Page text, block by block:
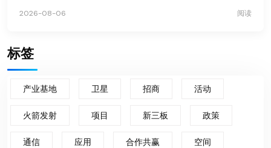
2026-08-06 阅读
标签
产业基地 卫星 招商 活动
火箭发射 项目 新三板 政策
通信 应用 合作共赢 空间